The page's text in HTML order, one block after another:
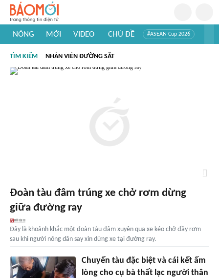
NÓNG MỚI VIDEO CHỦ ĐỀ #ASEAN Cup 2026
#Khám phá Việt Nam
#Khám phá thế giới
TÌM KIẾM NHÂN VIÊN ĐƯỜNG SẮT
Đoàn tàu đâm trúng xe chở rơm dừng
giữa đường ray
Đây là khoảnh khắc một đoàn tàu đâm xuyên qua xe kéo chở đầy rơm
sau khi người nông dân say xỉn dừng xe tại đường ray.
Chuyến tàu đặc biệt và cái kết ấm
lòng cho cụ bà thất lạc người thân